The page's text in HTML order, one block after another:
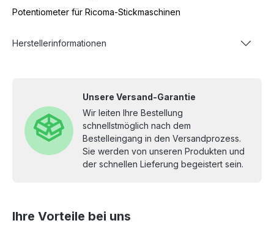
Potentiometer für Ricoma-Stickmaschinen
Herstellerinformationen
Unsere Versand-Garantie
Wir leiten Ihre Bestellung
schnellstmöglich nach dem
Bestelleingang in den Versandprozess.
Sie werden von unseren Produkten und
der schnellen Lieferung begeistert sein.
Ihre Vorteile bei uns